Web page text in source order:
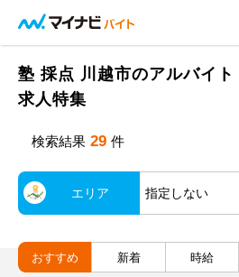
塾 採点 川越市のアルバイト
求人特集
検索結果 29 件
エリア 指定しない
おすすめ 新着 時給